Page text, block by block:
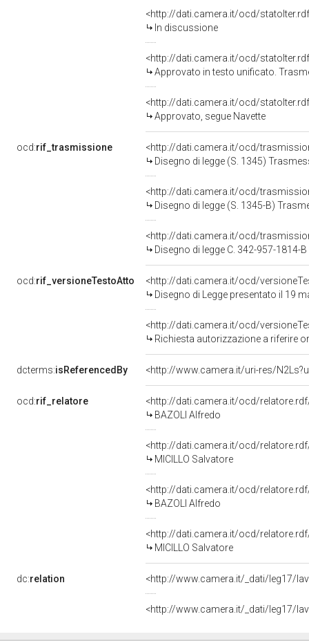
<http://dati.camera.it/ocd/
In discussione
<http://dati.camera.it/ocd/
Approvato in testo unificato.
<http://dati.camera.it/ocd/
Approvato, segue Navette
ocd:rif_trasmissione
<http://dati.camera.it/ocd/
Disegno di legge (S. 1345)
<http://dati.camera.it/ocd/
Disegno di legge (S. 1345-B)
<http://dati.camera.it/ocd/
Disegno di legge C. 342-957-
ocd:rif_versioneTestoAtto
<http://dati.camera.it/ocd/
Disegno di Legge presentato il 19
<http://dati.camera.it/ocd/
Richiesta autorizzazione a riferire
dcterms:isReferencedBy <http://www.camera.it/uri-res/
ocd:rif_relatore
<http://dati.camera.it/ocd/
BAZOLI Alfredo
<http://dati.camera.it/ocd/
MICILLO Salvatore
<http://dati.camera.it/ocd/
BAZOLI Alfredo
<http://dati.camera.it/ocd/
MICILLO Salvatore
dc:relation <http://www.camera.it/_dati/leg17/
<http://www.camera.it/_dati/leg17/